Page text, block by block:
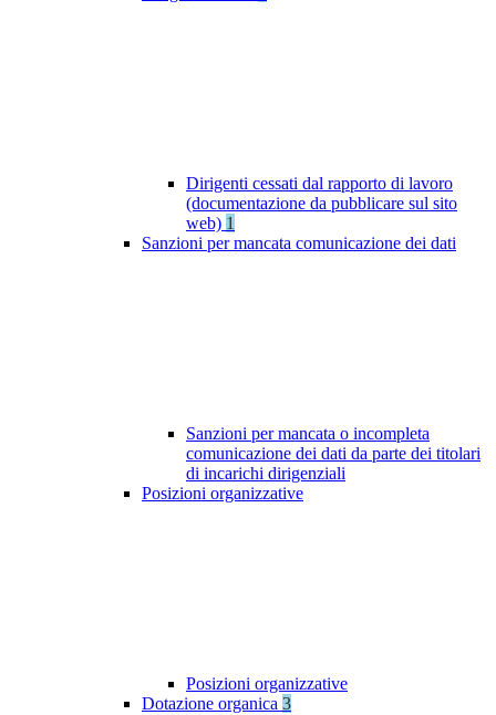
Dirigenti cessati dal rapporto di lavoro
(documentazione da pubblicare sul sito
web) 1
Sanzioni per mancata comunicazione dei dati
Sanzioni per mancata o incompleta
comunicazione dei dati da parte dei titolari
di incarichi dirigenziali
Posizioni organizzative
Posizioni organizzative
Dotazione organica 3